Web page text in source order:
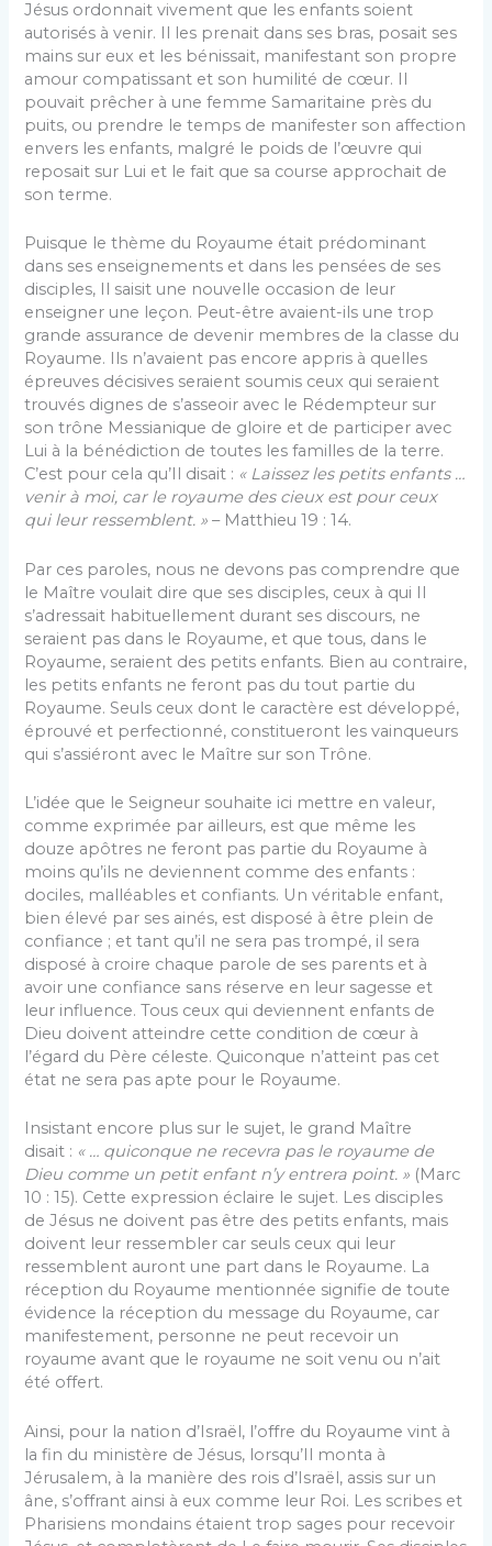
Jésus ordonnait vivement que les enfants soient
autorisés à venir. Il les prenait dans ses bras, posait ses
mains sur eux et les bénissait, manifestant son propre
amour compatissant et son humilité de cœur. Il
pouvait prêcher à une femme Samaritaine près du
puits, ou prendre le temps de manifester son affection
envers les enfants, malgré le poids de l’œuvre qui
reposait sur Lui et le fait que sa course approchait de
son terme.
Puisque le thème du Royaume était prédominant
dans ses enseignements et dans les pensées de ses
disciples, Il saisit une nouvelle occasion de leur
enseigner une leçon. Peut-être avaient-ils une trop
grande assurance de devenir membres de la classe du
Royaume. Ils n’avaient pas encore appris à quelles
épreuves décisives seraient soumis ceux qui seraient
trouvés dignes de s’asseoir avec le Rédempteur sur
son trône Messianique de gloire et de participer avec
Lui à la bénédiction de toutes les familles de la terre.
C’est pour cela qu’Il disait : « Laissez les petits enfants …
venir à moi, car le royaume des cieux est pour ceux
qui leur ressemblent. » – Matthieu 19 : 14.
Par ces paroles, nous ne devons pas comprendre que
le Maître voulait dire que ses disciples, ceux à qui Il
s’adressait habituellement durant ses discours, ne
seraient pas dans le Royaume, et que tous, dans le
Royaume, seraient des petits enfants. Bien au contraire,
les petits enfants ne feront pas du tout partie du
Royaume. Seuls ceux dont le caractère est développé,
éprouvé et perfectionné, constitueront les vainqueurs
qui s’assiéront avec le Maître sur son Trône.
L’idée que le Seigneur souhaite ici mettre en valeur,
comme exprimée par ailleurs, est que même les
douze apôtres ne feront pas partie du Royaume à
moins qu’ils ne deviennent comme des enfants :
dociles, malléables et confiants. Un véritable enfant,
bien élevé par ses ainés, est disposé à être plein de
confiance ; et tant qu’il ne sera pas trompé, il sera
disposé à croire chaque parole de ses parents et à
avoir une confiance sans réserve en leur sagesse et
leur influence. Tous ceux qui deviennent enfants de
Dieu doivent atteindre cette condition de cœur à
l’égard du Père céleste. Quiconque n’atteint pas cet
état ne sera pas apte pour le Royaume.
Insistant encore plus sur le sujet, le grand Maître
disait : « … quiconque ne recevra pas le royaume de
Dieu comme un petit enfant n’y entrera point. » (Marc
10 : 15). Cette expression éclaire le sujet. Les disciples
de Jésus ne doivent pas être des petits enfants, mais
doivent leur ressembler car seuls ceux qui leur
ressemblent auront une part dans le Royaume. La
réception du Royaume mentionnée signifie de toute
évidence la réception du message du Royaume, car
manifestement, personne ne peut recevoir un
royaume avant que le royaume ne soit venu ou n’ait
été offert.
Ainsi, pour la nation d’Israël, l’offre du Royaume vint à
la fin du ministère de Jésus, lorsqu’Il monta à
Jérusalem, à la manière des rois d’Israël, assis sur un
âne, s’offrant ainsi à eux comme leur Roi. Les scribes et
Pharisiens mondains étaient trop sages pour recevoir